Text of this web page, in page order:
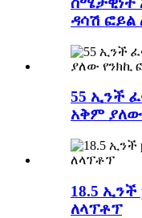
ዳሳሽ
55 ኢንች
አቅም ያለው
18.5 ኢንች
ለላፕቶፕ